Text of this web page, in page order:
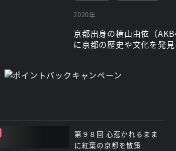
2020年
京都出身の横山由依（
に京都の歴史や文化を発
第９８回 心惹かれるまま
に紅葉の京都を散策